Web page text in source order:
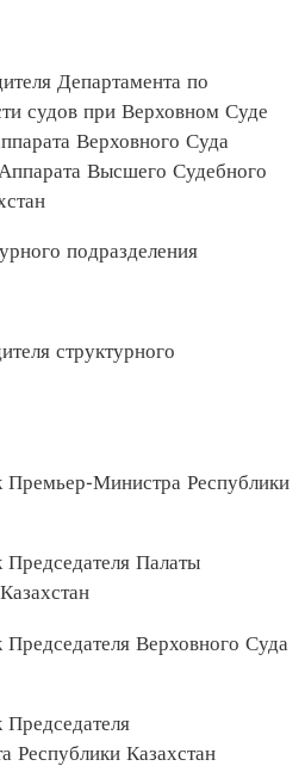
Департамента по
судов при Верховном Суде
Верховного Суда
Высшего Судебного
подразделения
структурного
Министра Республики
Палаты
Верховного Суда
Республики Казахстан